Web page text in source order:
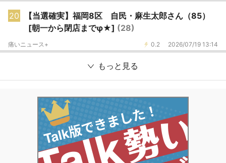
20
【当選確実】福岡8区 自民・麻生太郎さん（85）
[朝一から閉店までφ★] (28)
0.2 2026/07/19 13:14
痛いニュース+
もっと見る